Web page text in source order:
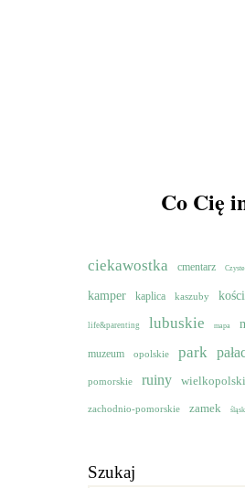
Co Cię
ciekawostka cmentarz
kamper kaplica kaszuby
life&parenting lubuskie mapa
muzeum opolskie park
pomorskie ruiny
zachodnio-pomorskie zamek
Szukaj